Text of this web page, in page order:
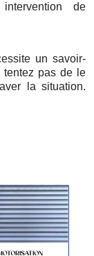
de
un savoir-
tentez pas de le
la situation.